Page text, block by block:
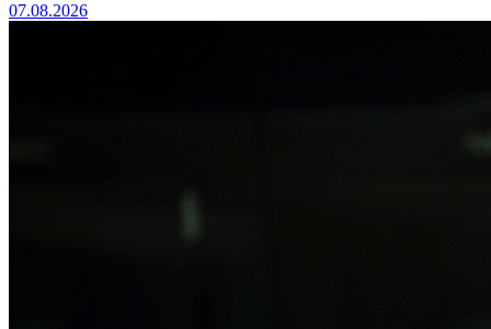
07.08.2026